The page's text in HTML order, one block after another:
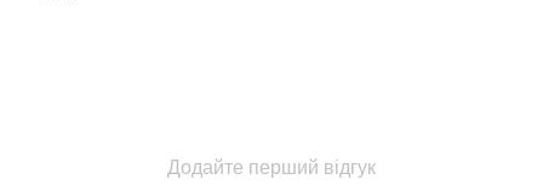
Додайте перший відгук